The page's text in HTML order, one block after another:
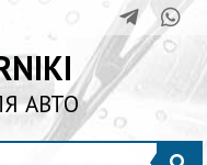
АВТО